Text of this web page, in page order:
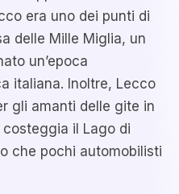
era uno dei punti di
delle Mille Miglia, un
un’epoca
italiana. Inoltre, Lecco
gli amanti delle gite in
il Lago di
che pochi automobilisti